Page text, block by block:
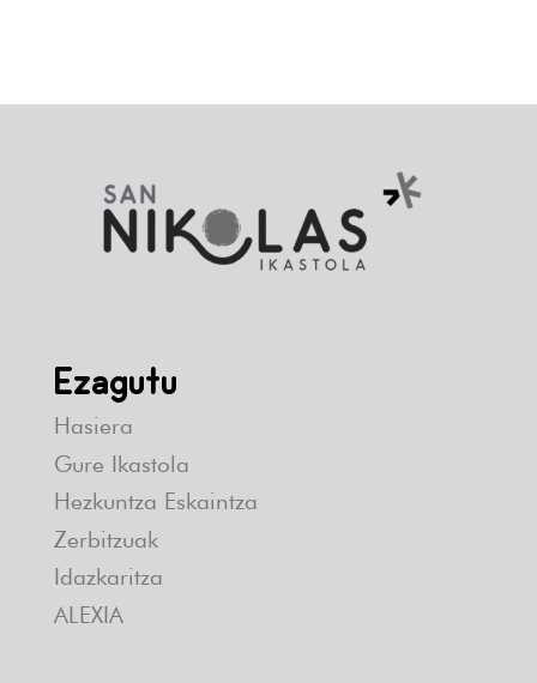
Ezagutu
Hasiera
Gure Ikastola
Hezkuntza Eskaintza
Zerbitzuak
Idazkaritza
ALEXIA